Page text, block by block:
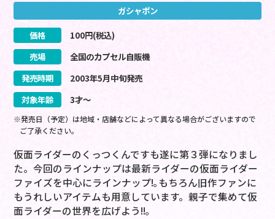
ガシャポン
価格 100円(税込)
売場
全国のカプセル自販機
発売時期
2003年5月中旬発売
対象年齢
3才～
※発売日（予定）は地域・店舗などによって異なる場合がございますので
ご了承ください。
仮面ライダーのくっつくんですも遂に第３弾になりまし
た。今回のラインナップは最新ライダーの仮面ライダー
ファイズを中心にラインナップ!｡もちろん旧作ファンに
もうれしいアイテムも用意しています。親子で集めて仮
面ライダーの世界を広げよう!!｡